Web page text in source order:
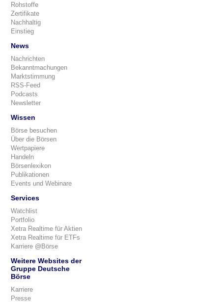
Rohstoffe
Zertifikate
Nachhaltig
Einstieg
News
Nachrichten
Bekanntmachungen
Marktstimmung
RSS-Feed
Podcasts
Newsletter
Wissen
Börse besuchen
Über die Börsen
Wertpapiere
Handeln
Börsenlexikon
Publikationen
Events und Webinare
Services
Watchlist
Portfolio
Xetra Realtime für Aktien
Xetra Realtime für ETFs
Karriere @Börse
Weitere Websites der
Gruppe Deutsche
Börse
Karriere
Presse